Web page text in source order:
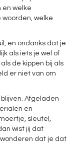
en welke
welke
en ondanks dat je
als iets je wel of
de kippen bij als
er niet van om
Afgeladen
en
sleutel,
wist jij dat
dat je dat